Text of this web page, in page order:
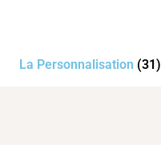
La Personnalisation (31)